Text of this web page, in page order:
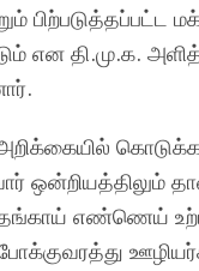
பிற்படுத்தப்பட்ட
என தி.மு.க.
ஒன்றியத்திலும்
எண்ணெய்